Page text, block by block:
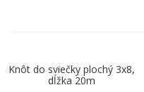
Knôt do sviečky plochý 3x8,
dĺžka 20m